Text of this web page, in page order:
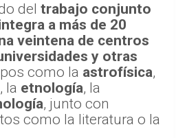
del trabajo conjunto
a más de 20
veintena de centros
y otras
como la astrofísica,
, la etnología, la
, junto con
como la literatura o la